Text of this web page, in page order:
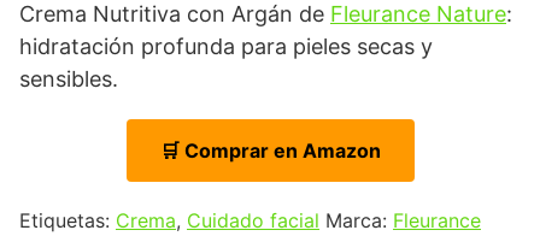
Crema Nutritiva con Argán de Fleurance Nature:
hidratación profunda para pieles secas y
sensibles.
🛒 Comprar en Amazon
Etiquetas: Crema, Cuidado facial Marca: Fleurance